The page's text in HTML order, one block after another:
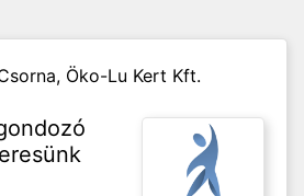
Öko-Lu Kert Kft.